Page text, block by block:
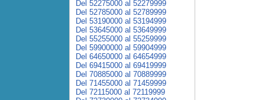
Del 52275000 al 52279999
Del 52785000 al 52789999
Del 53190000 al 53194999
Del 53645000 al 53649999
Del 55255000 al 55259999
Del 59900000 al 59904999
Del 64650000 al 64654999
Del 69415000 al 69419999
Del 70885000 al 70889999
Del 71455000 al 71459999
Del 72115000 al 72119999